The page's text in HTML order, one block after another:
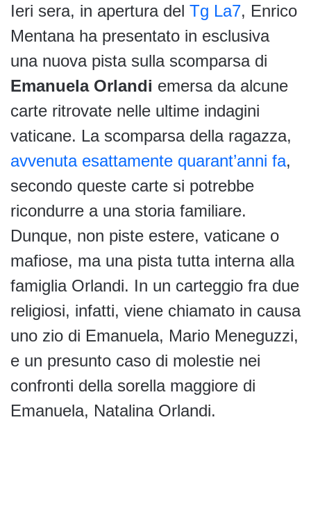
Ieri sera, in apertura del Tg La7, Enrico
Mentana ha presentato in esclusiva
una nuova pista sulla scomparsa di
Emanuela Orlandi emersa da alcune
carte ritrovate nelle ultime indagini
vaticane. La scomparsa della ragazza,
avvenuta esattamente quarant’anni fa,
secondo queste carte si potrebbe
ricondurre a una storia familiare.
Dunque, non piste estere, vaticane o
mafiose, ma una pista tutta interna alla
famiglia Orlandi. In un carteggio fra due
religiosi, infatti, viene chiamato in causa
uno zio di Emanuela, Mario Meneguzzi,
e un presunto caso di molestie nei
confronti della sorella maggiore di
Emanuela, Natalina Orlandi.